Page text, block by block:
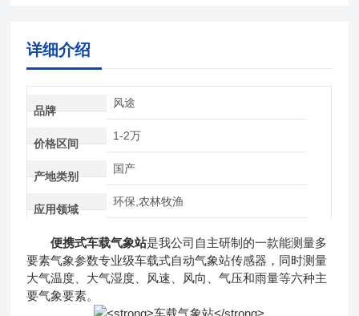
详细介绍
品牌
风途
价格区间
1-2万
产地类别
国产
应用领域
环保,农林牧渔
便携式车载气象站是我公司自主研制的一款能测量多
要素气象参数专业级车载式自动气象站传感器，同时测量
大气温度、大气湿度、风速、风向、气压和雨量等六种主
要气象要素。